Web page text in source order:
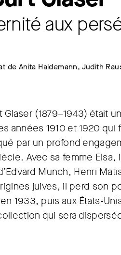
aux
de Anita Haldemann, Judith
(1879–1943) était
années 1910 et 1920 qui
par un profond
Avec sa femme
Munch, Henri
juives, il perd son
1933, puis aux États-
qui sera